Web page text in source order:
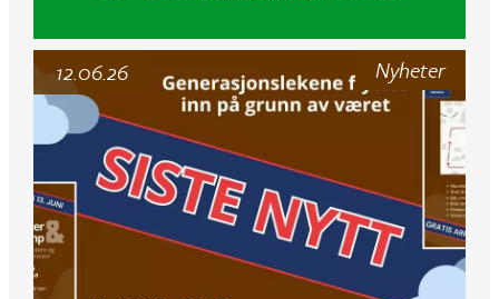
Nyheter
12.06.26